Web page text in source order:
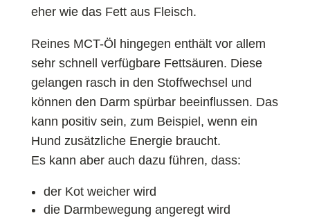
eher wie das Fett aus Fleisch.
Reines MCT-Öl hingegen enthält vor allem
sehr schnell verfügbare Fettsäuren. Diese
gelangen rasch in den Stoffwechsel und
können den Darm spürbar beeinflussen. Das
kann positiv sein, zum Beispiel, wenn ein
Hund zusätzliche Energie braucht.
Es kann aber auch dazu führen, dass:
der Kot weicher wird
die Darmbewegung angeregt wird